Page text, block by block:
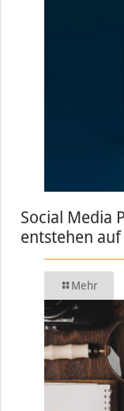
Social Media
entstehen
Mehr